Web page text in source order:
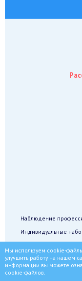
Наблюдение
Индивидуальные
Мы используем cookie-
улучшить работу на нашем
информации вы можете
cookie-файлов.